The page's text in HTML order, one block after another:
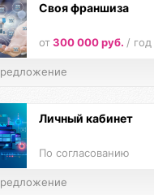
Своя франшиза
от 300 000 руб. / год
Личный кабинет
По согласованию